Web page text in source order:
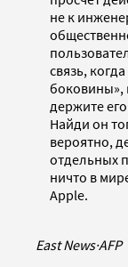
не к
связь,
боковины»,
держите
Найди он
вероятно,
отдельных
ничто в
Apple.
East News·AFP